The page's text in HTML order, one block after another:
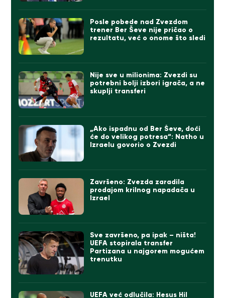
Posle pobede nad Zvezdom
trener Ber Ševe nije pričao o
rezultatu, već o onome što sledi
Nije sve u milionima: Zvezdi su
potrebni bolji izbori igrača, a ne
skuplji transferi
„Ako ispadnu od Ber Ševe, doći
će do velikog potresa“: Natho u
Izraelu govorio o Zvezdi
Završeno: Zvezda zaradila
prodajom krilnog napadača u
Izrael
Sve završeno, pa ipak – ništa!
UEFA stopirala transfer
Partizana u najgorem mogućem
trenutku
UEFA već odlučila: Hesus Hil